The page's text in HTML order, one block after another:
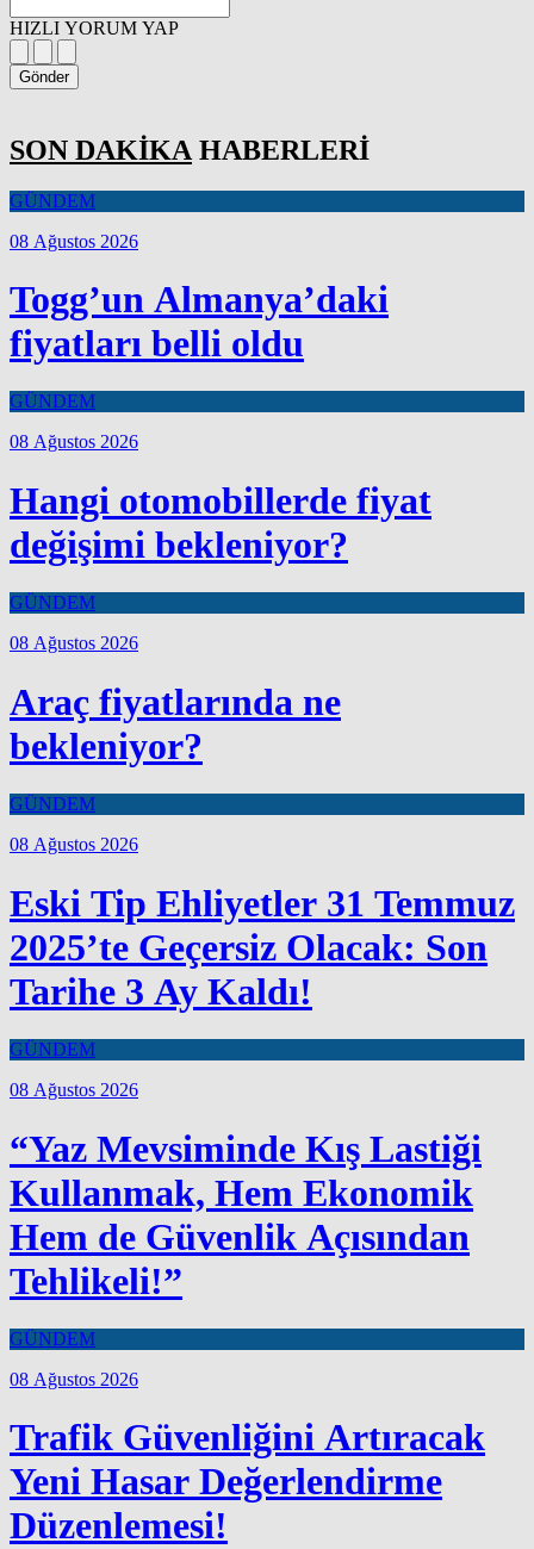
HIZLI YORUM YAP
Gönder
SON DAKİKA HABERLERİ
GÜNDEM
08 Ağustos 2026
Togg’un Almanya’daki
fiyatları belli oldu
GÜNDEM
08 Ağustos 2026
Hangi otomobillerde fiyat
değişimi bekleniyor?
GÜNDEM
08 Ağustos 2026
Araç fiyatlarında ne
bekleniyor?
GÜNDEM
08 Ağustos 2026
Eski Tip Ehliyetler 31 Temmuz
2025’te Geçersiz Olacak: Son
Tarihe 3 Ay Kaldı!
GÜNDEM
08 Ağustos 2026
“Yaz Mevsiminde Kış Lastiği
Kullanmak, Hem Ekonomik
Hem de Güvenlik Açısından
Tehlikeli!”
GÜNDEM
08 Ağustos 2026
Trafik Güvenliğini Artıracak
Yeni Hasar Değerlendirme
Düzenlemesi!